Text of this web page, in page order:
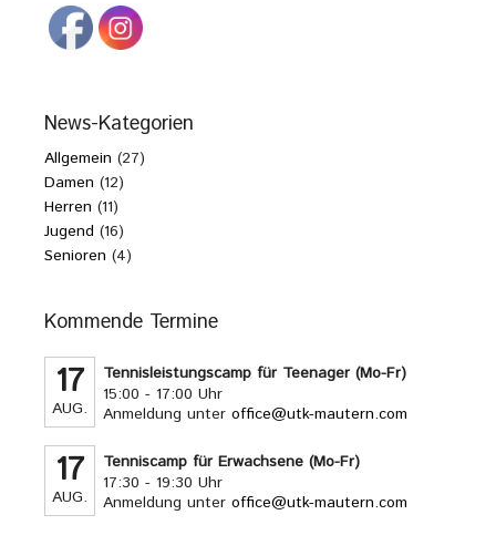
News-Kategorien
Allgemein (27)
Damen (12)
Herren (11)
Jugend (16)
Senioren (4)
Kommende Termine
17
AUG.
Tennisleistungscamp für Teenager (Mo-Fr)
15:00 - 17:00 Uhr
Anmeldung unteroffice@utk-mautern.com
17
AUG.
Tenniscamp für Erwachsene (Mo-Fr)
17:30 - 19:30 Uhr
Anmeldung unteroffice@utk-mautern.com